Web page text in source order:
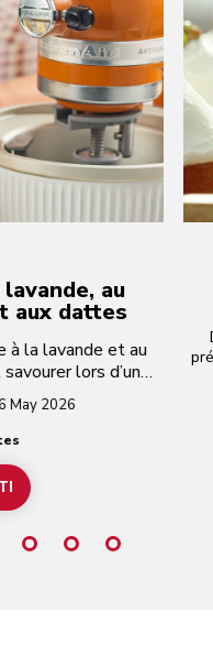
au
aux dattes
à la lavande et au
lors d’un
May 2026